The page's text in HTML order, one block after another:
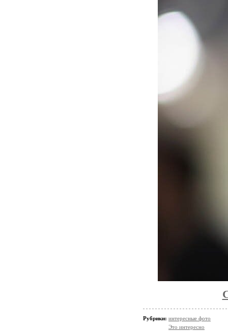
Рубрики: интересные фото
Это интересно